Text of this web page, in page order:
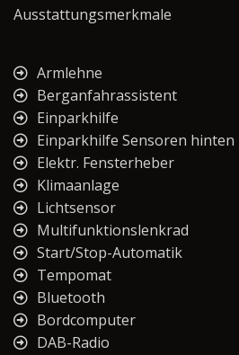
Ausstattungsmerkmale
Armlehne
Berganfahrassistent
Einparkhilfe
Einparkhilfe Sensoren hinten
Elektr. Fensterheber
Klimaanlage
Lichtsensor
Multifunktionslenkrad
Start/Stop-Automatik
Tempomat
Bluetooth
Bordcomputer
DAB-Radio